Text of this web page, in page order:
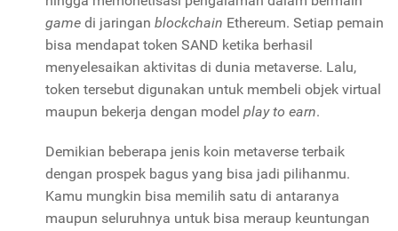
game di jaringan blockchain Ethereum. Setiap pemain
bisa mendapat token SAND ketika berhasil
menyelesaikan aktivitas di dunia metaverse. Lalu,
token tersebut digunakan untuk membeli objek virtual
maupun bekerja dengan model play to earn.
Demikian beberapa jenis koin metaverse terbaik
dengan prospek bagus yang bisa jadi pilihanmu.
Kamu mungkin bisa memilih satu di antaranya
maupun seluruhnya untuk bisa meraup keuntungan